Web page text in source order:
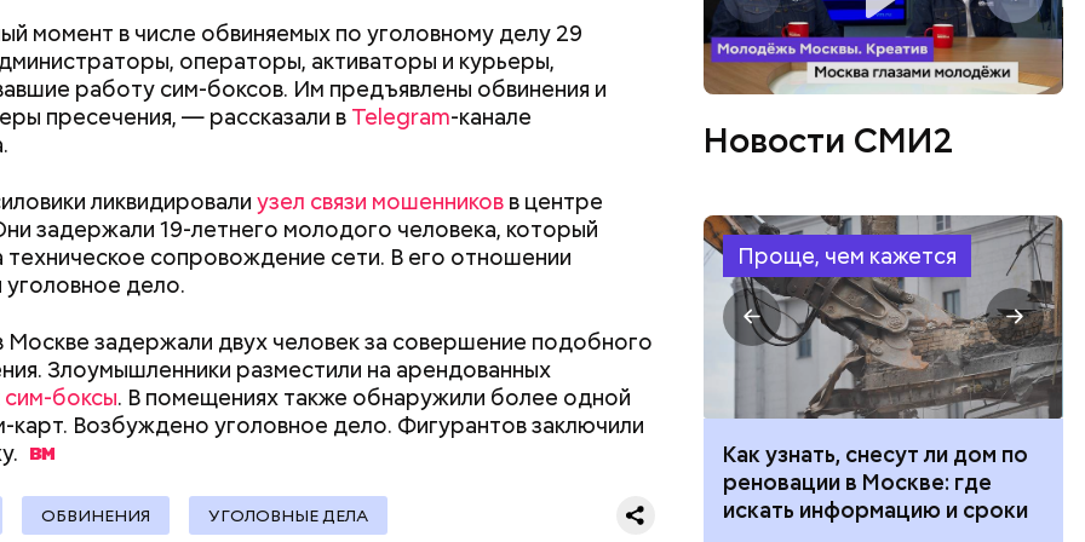
момент в числе обвиняемых по уголовному делу 29
операторы, активаторы и курьеры,
работу сим-боксов. Им предъявлены обвинения и
пресечения, — рассказали в Telegram-канале
ликвидировали узел связи мошенников в центре
задержали 19-летнего молодого человека, который
техническое сопровождение сети. В его отношении
уголовное дело.
Москве задержали двух человек за совершение подобного
Злоумышленники разместили на арендованных
сим-боксы. В помещениях также обнаружили более одной
карт. Возбуждено уголовное дело. Фигурантов заключили
ОБВИНЕНИЯ УГОЛОВНЫЕ ДЕЛА
считали, что в период с 2019 по 2021 год Гасанов
уплаты налогов на более чем 170 миллионов рублей. Эти
распределил между родственниками и собственными
Новости СМИ2
Проще, чем кажется
Как поменять батареи дома и
трудной ситуации: кто может
Как узнать, снесут ли дом по
реновации в Москве: где
искать информацию и сроки